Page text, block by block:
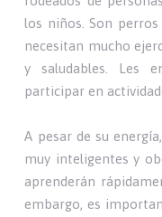
los niños. Son
necesitan mucho
y saludables. Les
participar en
A pesar de su
muy inteligentes y
aprenderán
embargo, es